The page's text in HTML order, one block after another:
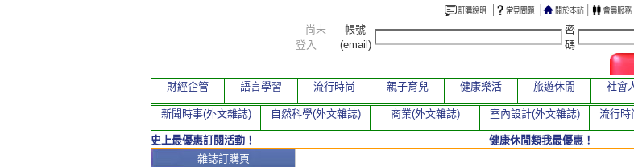
本期文章
雜誌訂購頁
尚未
登入
帳號
(email)
密
碼
財經企管
語言學習 流行時尚 親子育兒 健康樂活 旅遊休閒 社會
新聞時事(外文雜誌) 自然科學(外文雜誌) 商業(外文雜誌) 室內設計(外文雜誌) 流行時
史上最優惠訂閱活動！ 健康休閒類我最優惠！